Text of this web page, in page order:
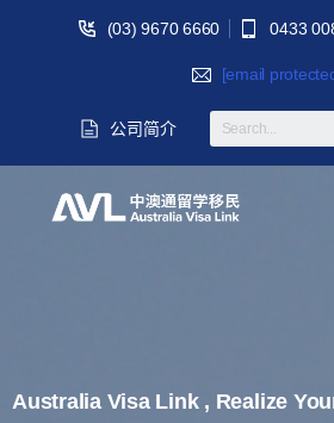
(03) 9670 6660 0433
[email
公司简介
Australia Visa Link , Realize